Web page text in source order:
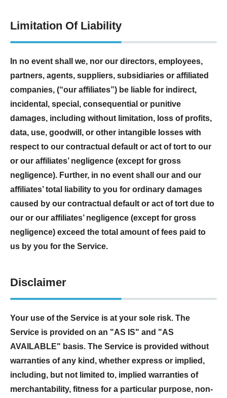
Limitation Of Liability
In no event shall we, nor our directors, employees,
partners, agents, suppliers, subsidiaries or affiliated
companies, (“our affiliates”) be liable for indirect,
incidental, special, consequential or punitive
damages, including without limitation, loss of profits,
data, use, goodwill, or other intangible losses with
respect to our contractual default or act of tort to our
or our affiliates’ negligence (except for gross
negligence). Further, in no event shall our and our
affiliates’ total liability to you for ordinary damages
caused by our contractual default or act of tort due to
our or our affiliates’ negligence (except for gross
negligence) exceed the total amount of fees paid to
us by you for the Service.
Disclaimer
Your use of the Service is at your sole risk. The
Service is provided on an "AS IS" and "AS
AVAILABLE" basis. The Service is provided without
warranties of any kind, whether express or implied,
including, but not limited to, implied warranties of
merchantability, fitness for a particular purpose, non-